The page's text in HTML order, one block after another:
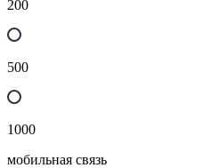
200
500
1000
мобильная связь